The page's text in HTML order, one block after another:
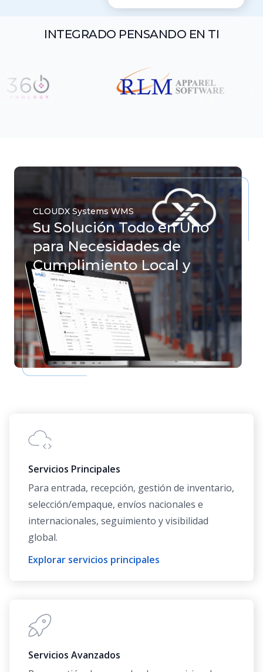
INTEGRADO PENSANDO EN TI
CLOUDX Systems WMS
Su Solución Todo en Uno
para Necesidades de
Cumplimiento Local y
Global
Servicios Principales
Para entrada, recepción, gestión de inventario,
selección/empaque, envíos nacionales e
internacionales, seguimiento y visibilidad
global.
Explorar servicios principales
Servicios Avanzados